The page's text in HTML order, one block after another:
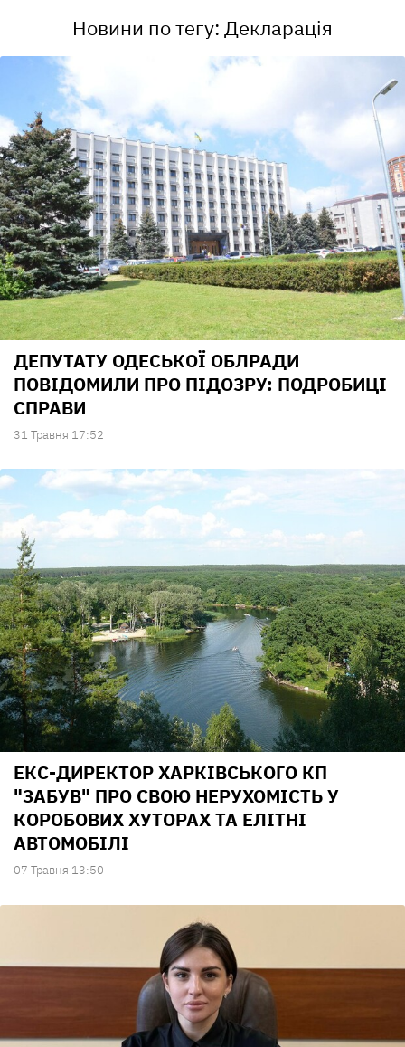
Новини по тегу: Декларація
ДЕПУТАТУ ОДЕСЬКОЇ ОБЛРАДИ
ПОВІДОМИЛИ ПРО ПІДОЗРУ: ПОДРОБИЦІ
СПРАВИ
31 Травня 17:52
ЕКС-ДИРЕКТОР ХАРКІВСЬКОГО КП
"ЗАБУВ" ПРО СВОЮ НЕРУХОМІСТЬ У
КОРОБОВИХ ХУТОРАХ ТА ЕЛІТНІ
АВТОМОБІЛІ
07 Травня 13:50